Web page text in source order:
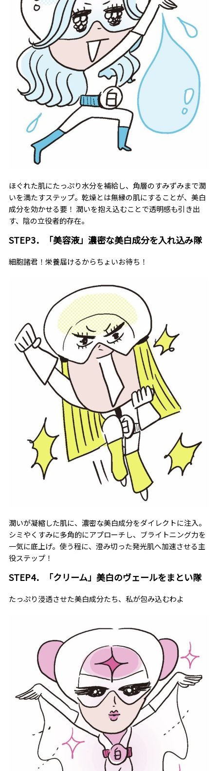
ほぐれた肌にたっぷり水分を補給し、角層のすみずみまで潤
いを満たすステップ。乾燥とは無縁の肌にすることが、美白
成分を効かせる要！ 潤いを抱え込むことで透明感も引き出
す、陰の立役者的存在。
STEP3．「美容液」濃密な美白成分を入れ込み隊
細胞諸君！栄養届けるからちょいお待ち！
潤いが凝縮した肌に、濃密な美白成分をダイレクトに注入。
シミやくすみに多角的にアプローチし、ブライトニング力を
一気に底上げ。使う程に、澄み切った発光肌へ加速させる主
役ステップ！
STEP4．「クリーム」美白のヴェールをまとい隊
たっぷり浸透させた美白成分たち、私が包み込むわよ